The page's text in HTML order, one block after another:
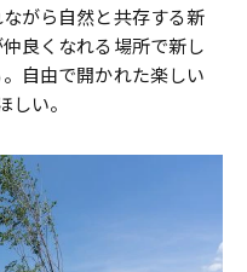
がら自然と共存する新
良くなれる場所で新し
自由で開かれた楽しい
しい。